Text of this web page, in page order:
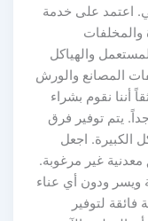
اعتمد على خدمة
والهياكل
المصانع والورش
أننا نقوم بشراء
يتم توفير فرق
الكبيرة. اجعل
معدنية غير مرغوبة.
ويسر ودون أي عناء
لتوفير